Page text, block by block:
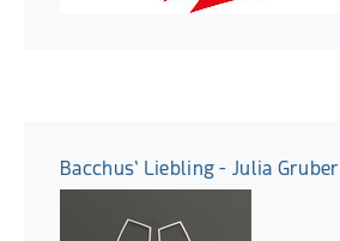
Bacchus‘ Liebling - Julia Gruber